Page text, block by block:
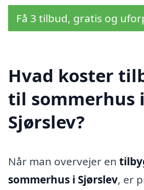
Få 3 tilbud, gratis og
Hvad koster
til sommerhus i
Sjørslev?
Når man overvejer en
sommerhus i Sjørslev, er